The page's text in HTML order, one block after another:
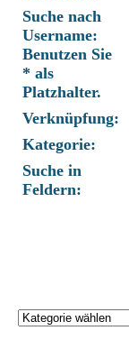
Suche nach
Username:
Benutzen Sie
* als
Platzhalter.
Verknüpfung:
Kategorie:
Suche in
Feldern: